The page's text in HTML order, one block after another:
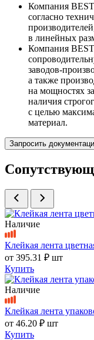
Компания
согласно
в линейных
Компания
заводов-
а также
на мощностях
наличия
с целью
материал.
Запросить
Наличие
Клейкая лента
от 395.31 ₽ шт
Купить
Наличие
Клейкая лента
от 46.20 ₽ шт
Купить